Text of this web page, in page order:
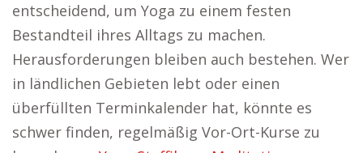
entscheidend, um Yoga zu einem festen
Bestandteil ihres Alltags zu machen.
Herausforderungen bleiben auch bestehen. Wer
in ländlichen Gebieten lebt oder einen
überfüllten Terminkalender hat, könnte es
schwer finden, regelmäßig Vor-Ort-Kurse zu